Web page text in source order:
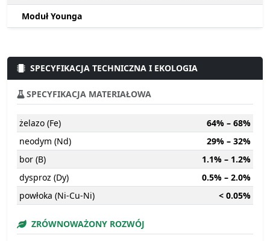
Moduł Younga
SPECYFIKACJA TECHNICZNA I EKOLOGIA
SPECYFIKACJA MATERIAŁOWA
żelazo (Fe)
64% – 68%
neodym (Nd)
29% – 32%
bor (B)
1.1% – 1.2%
dysproz (Dy)
0.5% – 2.0%
powłoka (Ni-Cu-Ni)
< 0.05%
ZRÓWNOWAŻONY ROZWÓJ